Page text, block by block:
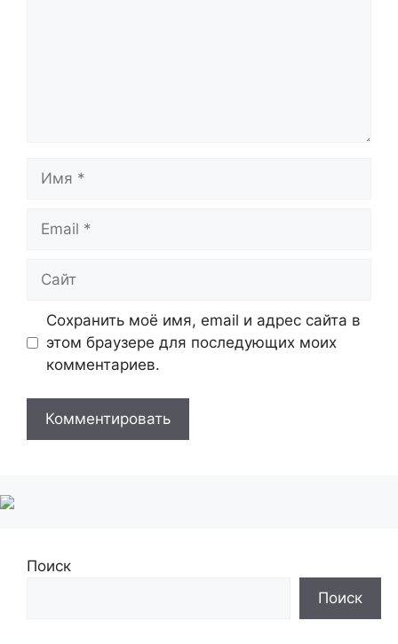
Сохранить моё имя, email и адрес сайта в
этом браузере для последующих моих
комментариев.
Поиск
Поиск